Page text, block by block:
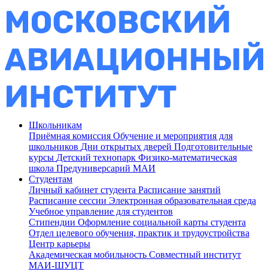
Школьникам
Приёмная комиссия Обучение и мероприятия для
школьников Дни открытых дверей Подготовительные
курсы Детский технопарк Физико-математическая
школа Предуниверсарий МАИ
Студентам
Личный кабинет студента Расписание занятий
Расписание сессии Электронная образовательная среда
Учебное управление для студентов
Стипендии Оформление социальной карты студента
Отдел целевого обучения, практик и трудоустройства
Центр карьеры
Академическая мобильность Совместный институт
МАИ-ШУЦТ